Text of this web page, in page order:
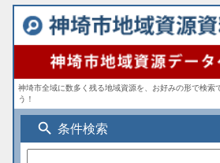
神埼市全域に数多く残る地域資源を、お好みの形で検索
う！
search 条件検索